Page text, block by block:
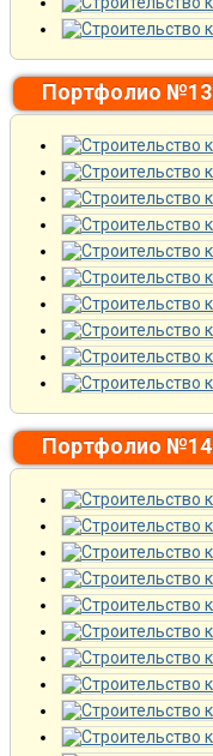
Портфолио №13
Портфолио №14